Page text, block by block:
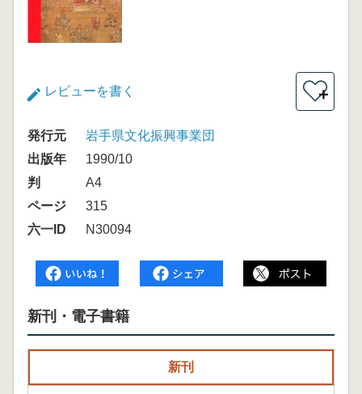
レビューを書く ＋
発行元
岩手県文化振興事業団
出版年
1990/10
判
A4
ページ
315
六一ID
N30094
新刊・電子書籍
新刊